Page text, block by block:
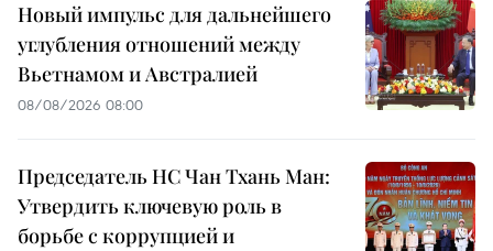
Новый импульс для дальнейшего
углубления отношений между
Вьетнамом и Австралией
08/08/2026 08:00
Председатель НС Чан Тхань Ман:
Утвердить ключевую роль в
борьбе с коррупцией и